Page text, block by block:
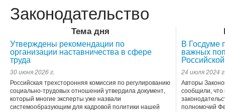
Законодательство
Тема дня
Утверждены рекомендации по
организации наставничества в сфере
труда
30 июня 2026 г.
Российская трехсторонняя комиссия по регулированию
социально-трудовых отношений утвердила документ,
который многие эксперты уже назвали
системообразующим для кадровой политики нашей
В Госдуме
важных
24 июля 2024
Авторы
сообщили,
полномочий